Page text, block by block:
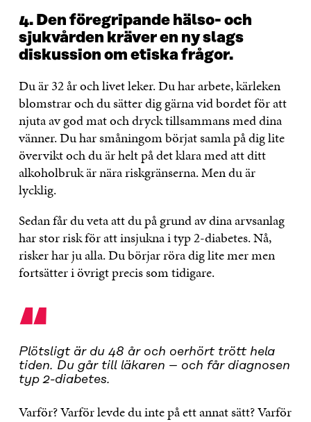
4. Den föregripande hälso- och
sjukvården kräver en ny slags
diskussion om etiska frågor.
Du är 32 år och livet leker. Du har arbete, kärleken
blomstrar och du sätter dig gärna vid bordet för att
njuta av god mat och dryck tillsammans med dina
vänner. Du har småningom börjat samla på dig lite
övervikt och du är helt på det klara med att ditt
alkoholbruk är nära riskgränserna. Men du är
lycklig.
Sedan får du veta att du på grund av dina arvsanlag
har stor risk för att insjukna i typ 2-diabetes. Nå,
risker har ju alla. Du börjar röra dig lite mer men
fortsätter i övrigt precis som tidigare.
“
Plötsligt är du 48 år och oerhört trött hela
tiden. Du går till läkaren – och får diagnosen
typ 2-diabetes.
Varför? Varför levde du inte på ett annat sätt? Varför